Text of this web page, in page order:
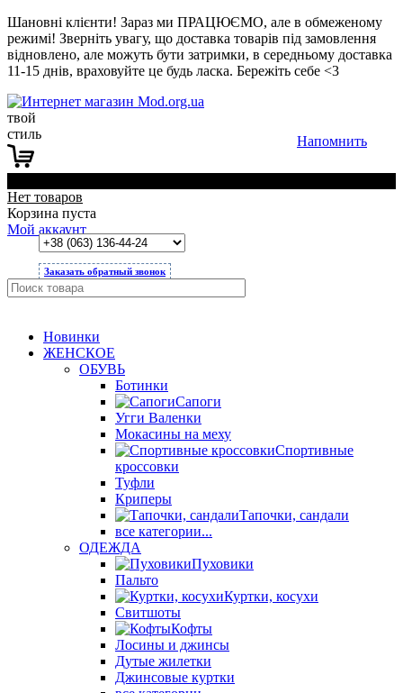
Шановні клієнти! Зараз ми ПРАЦЮЄМО, але в обмеженому
режимі! Зверніть увагу, що доставка товарів під замовлення
відновлено, але можуть бути затримки, в середньому доставка
11-15 днів, враховуйте це будь ласка. Бережіть себе <3
твой
стиль
Нет товаров
Корзина пуста
Мой аккаунт
Заказать обратный звонок
Новинки
ЖЕНСКОЕ
ОБУВЬ
Ботинки
Сапоги
Угги Валенки
Мокасины на меху
Спортивные
кроссовки
Туфли
Криперы
Тапочки, сандали
все категории...
ОДЕЖДА
Пуховики
Пальто
Куртки, косухи
Свитшоты
Кофты
Лосины и джинсы
Дутые жилетки
Джинсовые куртки
Напомнить